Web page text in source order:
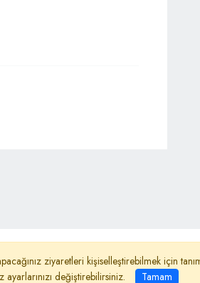
Haber Gönder
ziyaretleri kişiselleştirebilmek için
değiştirebilirsiniz.
Tamam